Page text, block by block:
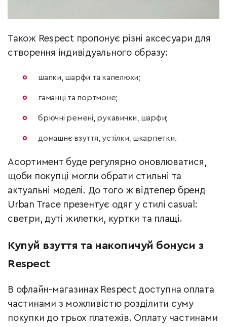
Також Respect пропонує різні аксесуари для
створення індивідуального образу:
шапки, шарфи та капелюхи;
гаманці та портмоне;
брючні ремені, рукавички, шарфи;
домашнє взуття, устілки, шкарпетки.
Асортимент буде регулярно оновлюватися,
щоби покупці могли обрати стильні та
актуальні моделі. До того ж відтепер бренд
Urban Trace презентує одяг у стилі casual:
светри, дуті жилетки, куртки та плащі.
Купуй взуття та накопичуй бонуси з
Respect
В офлайн-магазинах Respect доступна оплата
частинами з можливістю розділити суму
покупки до трьох платежів. Оплату частинами